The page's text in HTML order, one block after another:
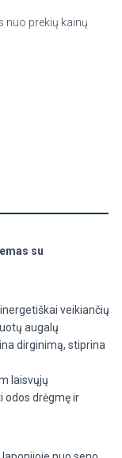
nuo prekių kainų
su
veikiančių
augalų
dirginimą, stiprina
laisvųjų
odos drėgmę ir